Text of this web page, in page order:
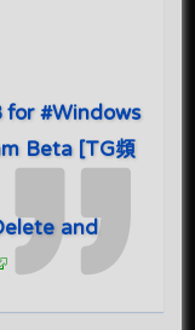
for #Windows
Beta [TG頻
and